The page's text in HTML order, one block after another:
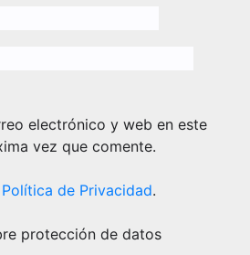
electrónico y web en este
vez que comente.
Política de Privacidad.
protección de datos